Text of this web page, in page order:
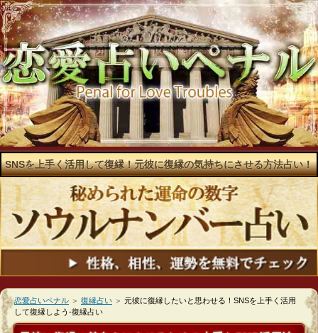
SNSを上手く活用して復縁！元彼に復縁の気持ちにさせる方法占い！
恋愛占いペナル ＞ 復縁占い ＞ 元彼に復縁したいと思わせる！SNSを上手く活用
して復縁しよう-復縁占い